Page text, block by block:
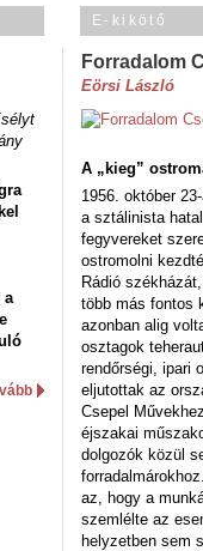
a
E-kikötő
Forradalom
Eörsi László
A „kieg”
1956. október
a sztálinista
fegyvereket
ostromolni
Rádió
több más fontos
azonban alig
osztagok
rendőrségi, ipari
eljutottak az
Csepel
éjszakai
dolgozók közül
az, hogy a
szemlélte az
helyzetben sem